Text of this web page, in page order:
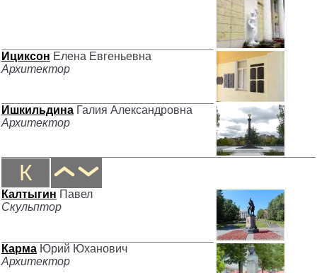
Ициксон Елена Евгеньевна
Архитектор
Ишкильдина Галия Александровна
Архитектор
К
Калтыгин Павел
Скульптор
Карма Юрий Юханович
Архитектор